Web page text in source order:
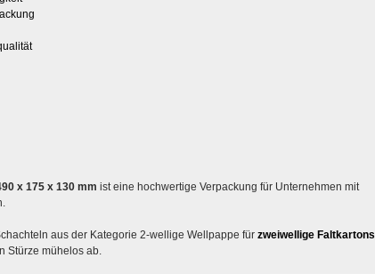
x 175 x 130 mm ist eine hochwertige Verpackung für Unternehmen mit
aus der Kategorie 2-wellige Wellpappe für zweiwellige Faltkartons
Stürze mühelos ab.